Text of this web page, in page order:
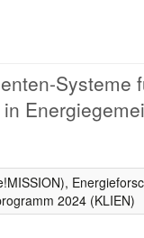
Systeme
2024 (KLIEN)